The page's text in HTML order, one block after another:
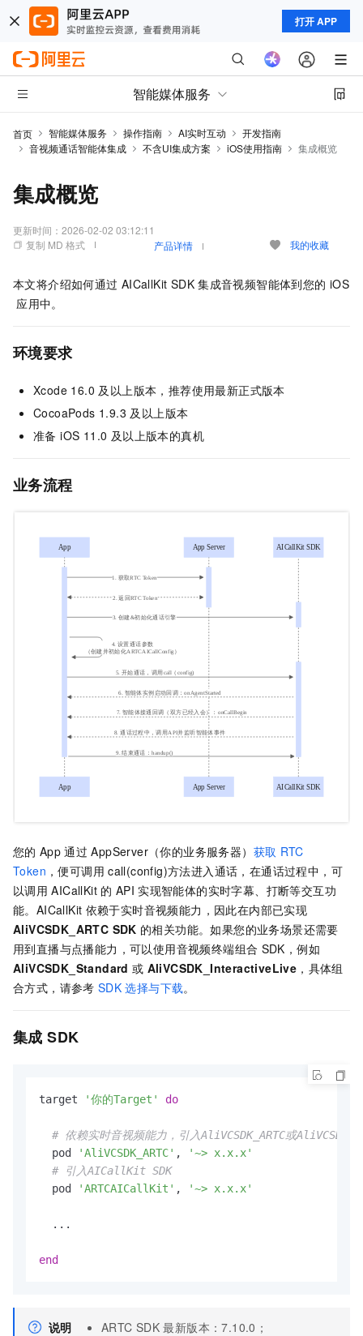
打开 APP
智能媒体服务
首页 智能媒体服务 操作指南 AI实时互动
开发指南
音视频通话智能体集成
不含UI集成方案 iOS使用指南 集成概览
集成概览
更新时间： 2026-02-02 03:12:11
复制 MD 格式
产品详情 我的收藏
本文将介绍如何通过 AICallKit SDK 集成音视频智能体到您的 iOS
应用中。
环境要求
Xcode 16.0 及以上版本，推荐使用最新正式版本
CocoaPods 1.9.3 及以上版本
准备 iOS 11.0 及以上版本的真机
业务流程
您的 App 通过 AppServer（你的业务服务器） 获取 RTC
Token ，便可调用 call(config)方法进入通话，在通话过程中，可
以调用 AICallKit 的 API 实现智能体的实时字幕、打断等交互功
能。AICallKit 依赖于实时音视频能力，因此在内部已实现
AliVCSDK_ARTC SDK 的相关功能。如果您的业务场景还需要
用到直播与点播能力，可以使用音视频终端组合 SDK，例如
AliVCSDK_Standard 或 AliVCSDK_InteractiveLive ，具体组
合方式，请参考 SDK 选择与下载。
集成 SDK
target '你的Target' do
# 依赖实时音视频能力，引入AliVCSDK_ARTC或
  pod
'AliVCSDK_ARTC' ,
'~> x.x.x'
# 引入AICallKit SDK
  pod
'ARTCAICallKit' , '~> x.x.x'
  ...
end
说明 ARTC SDK 最新版本：7.10.0 ；